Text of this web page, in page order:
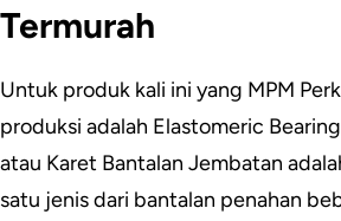
Termurah
Untuk produk kali ini yang MPM
produksi adalah Elastomeric
atau Karet Bantalan Jembatan
satu jenis dari bantalan penahan